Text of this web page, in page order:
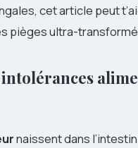
cet article peut
pièges ultra-
intolérances
naissent dans